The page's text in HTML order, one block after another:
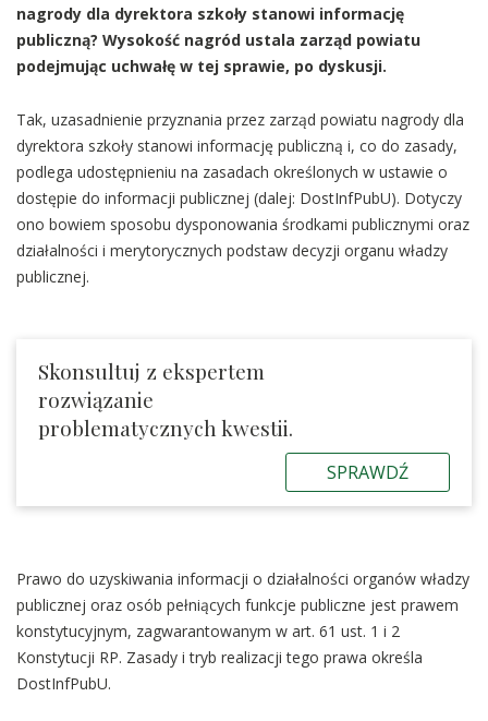
nagrody dla dyrektora szkoły stanowi informację
publiczną? Wysokość nagród ustala zarząd powiatu
podejmując uchwałę w tej sprawie, po dyskusji.
Tak, uzasadnienie przyznania przez zarząd powiatu nagrody dla
dyrektora szkoły stanowi informację publiczną i, co do zasady,
podlega udostępnieniu na zasadach określonych w ustawie o
dostępie do informacji publicznej (dalej: DostInfPubU). Dotyczy
ono bowiem sposobu dysponowania środkami publicznymi oraz
działalności i merytorycznych podstaw decyzji organu władzy
publicznej.
Skonsultuj z ekspertem
rozwiązanie
problematycznych kwestii.
SPRAWDŹ
Prawo do uzyskiwania informacji o działalności organów władzy
publicznej oraz osób pełniących funkcje publiczne jest prawem
konstytucyjnym, zagwarantowanym w art. 61 ust. 1 i 2
Konstytucji RP. Zasady i tryb realizacji tego prawa określa
DostInfPubU.